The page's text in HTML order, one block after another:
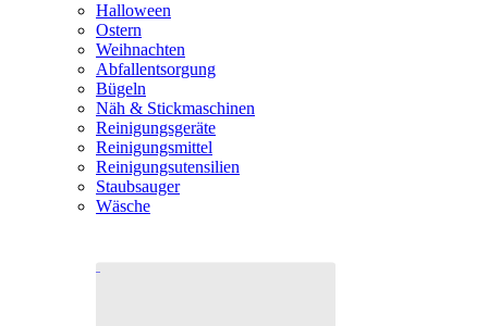
Halloween
Ostern
Weihnachten
Abfallentsorgung
Bügeln
Näh & Stickmaschinen
Reinigungsgeräte
Reinigungsmittel
Reinigungsutensilien
Staubsauger
Wäsche